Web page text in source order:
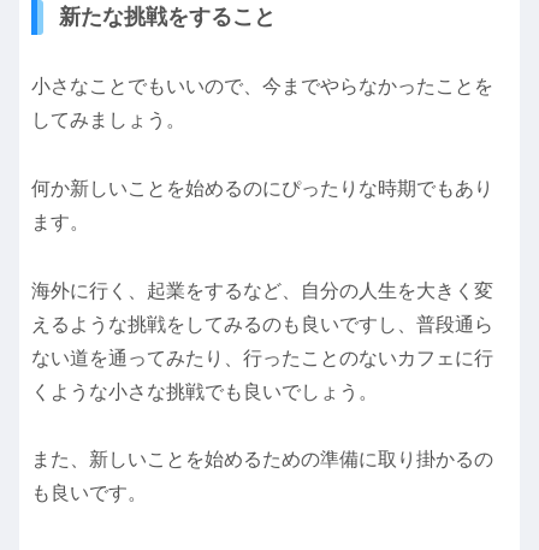
新たな挑戦をすること
小さなことでもいいので、今までやらなかったことを
してみましょう。
何か新しいことを始めるのにぴったりな時期でもあり
ます。
海外に行く、起業をするなど、自分の人生を大きく変
えるような挑戦をしてみるのも良いですし、普段通ら
ない道を通ってみたり、行ったことのないカフェに行
くような小さな挑戦でも良いでしょう。
また、新しいことを始めるための準備に取り掛かるの
も良いです。